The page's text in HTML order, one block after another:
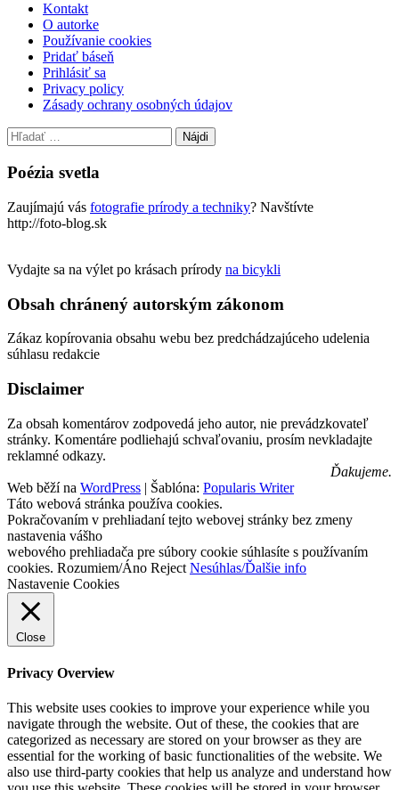
Kontakt
O autorke
Používanie cookies
Pridať báseň
Prihlásiť sa
Privacy policy
Zásady ochrany osobných údajov
Hľadať:
Poézia svetla
Zaujímajú vás fotografie prírody a techniky? Navštívte
http://foto-blog.sk
Vydajte sa na výlet po krásach prírody na bicykli
Obsah chránený autorským zákonom
Zákaz kopírovania obsahu webu bez predchádzajúceho udelenia
súhlasu redakcie
Disclaimer
Za obsah komentárov zodpovedá jeho autor, nie prevádzkovateľ
stránky. Komentáre podliehajú schvaľovaniu, prosím nevkladajte
reklamné odkazy.
Ďakujeme.
Web běží na WordPress | Šablóna: Popularis Writer
Táto webová stránka používa cookies.
Pokračovaním v prehliadaní tejto webovej stránky bez zmeny
nastavenia vášho
webového prehliadača pre súbory cookie súhlasíte s používaním
cookies. Rozumiem/Áno Reject Nesúhlas/Ďalšie info
Nastavenie Cookies
Close
Privacy Overview
This website uses cookies to improve your experience while you
navigate through the website. Out of these, the cookies that are
categorized as necessary are stored on your browser as they are
essential for the working of basic functionalities of the website. We
also use third-party cookies that help us analyze and understand how